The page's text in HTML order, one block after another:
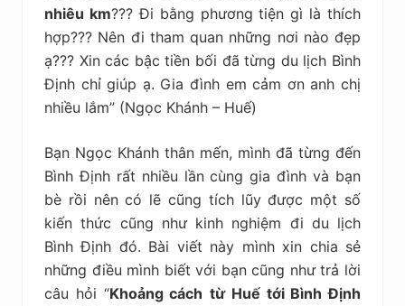
nhiêu km??? Đi bằng phương tiện gì là thích
hợp??? Nên đi tham quan những nơi nào đẹp
ạ??? Xin các bậc tiền bối đã từng du lịch Bình
Định chỉ giúp ạ. Gia đình em cảm ơn anh chị
nhiều lắm” (Ngọc Khánh – Huế)
Bạn Ngọc Khánh thân mến, mình đã từng đến
Bình Định rất nhiều lần cùng gia đình và bạn
bè rồi nên có lẽ cũng tích lũy được một số
kiến thức cũng như kinh nghiệm đi du lịch
Bình Định đó. Bài viết này mình xin chia sẻ
những điều mình biết với bạn cũng như trả lời
câu hỏi “Khoảng cách từ Huế tới Bình Định